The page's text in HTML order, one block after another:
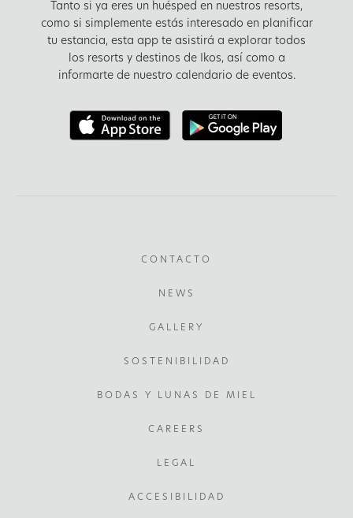
Tanto si ya eres un huésped en nuestros resorts,
como si simplemente estás interesado en planificar
tu estancia, esta app te asistirá a explorar todos
los resorts y destinos de Ikos, así como a
informarte de nuestro calendario de eventos.
CONTACTO
NEWS
GALLERY
SOSTENIBILIDAD
BODAS Y LUNAS DE MIEL
CAREERS
LEGAL
ACCESIBILIDAD